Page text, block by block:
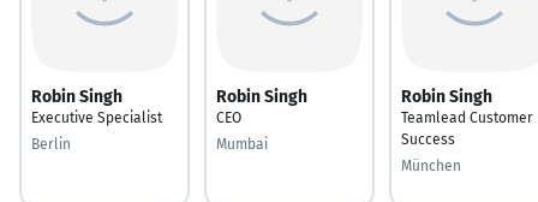
Robin Singh
Executive Specialist
Berlin
Robin Singh
CEO
Mumbai
Robin Singh
Teamlead Customer
Success
München